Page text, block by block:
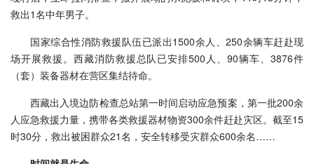
救出1名中年男子。
国家综合性消防救援队伍已派出1500余人、250余辆车赶赴现
场开展救援。西藏消防救援总队已安排500人、90辆车、3876件
（套）装备器材在营区集结待命。
西藏出入境边防检查总站第一时间启动应急预案，第一批200余
人应急救援力量，携带各类救援器材物资300余件赶赴灾区。截至15
时30分，救出被困群众21名，安全转移受灾群众600余名……